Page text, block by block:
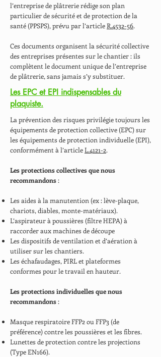
l’entreprise de plâtrerie rédige son plan
particulier de sécurité et de protection de la
santé (PPSPS), prévu par l’articleR.4532-56.
Ces documents organisent la sécurité collective
des entreprises présentes sur le chantier : ils
complètent le document unique de l’entreprise
de plâtrerie, sans jamais s’y substituer.
Les EPC et EPI indispensables du
plaquiste.
La prévention des risques privilégie toujours les
équipements de protection collective (EPC) sur
les équipements de protection individuelle (EPI),
conformément à l’articleL.4121-2.
Les protections collectives que nous
recommandons:
Les aides à la manutention (ex : lève-plaque,
chariots, diables, monte-matériaux).
L’aspirateur à poussières (filtre HEPA) à
raccorder aux machines de découpe
Les dispositifs de ventilation et d’aération à
utiliser sur les chantiers.
Les échafaudages, PIRL et plateformes
conformes pour le travail en hauteur.
Les protections individuelles que nous
recommandons:
Masque respiratoire FFP2 ou FFP3 (de
préférence) contre les poussières et les fibres.
Lunettes de protection contre les projections
(Type EN166).